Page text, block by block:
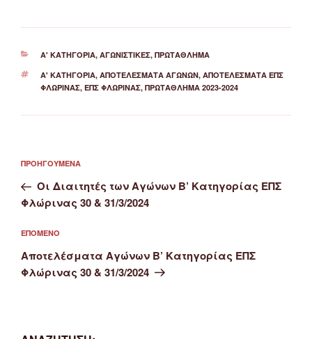
ΚΑΤΗΓΟΡΊΕΣ
Α' ΚΑΤΗΓΟΡΊΑ, ΑΓΩΝΙΣΤΙΚΈΣ, ΠΡΩΤΆΘΛΗΜΑ
ΕΤΙΚΈΤΕΣ
Α' ΚΑΤΗΓΟΡΙΑ, ΑΠΟΤΕΛΈΣΜΑΤΑ ΑΓΏΝΩΝ, ΑΠΟΤΕΛΈΣΜΑΤΑ ΕΠΣ
ΦΛΏΡΙΝΑΣ, ΕΠΣ ΦΛΏΡΙΝΑΣ, ΠΡΩΤΆΘΛΗΜΑ 2023-2024
άρθρων
Προηγούμενο
άρθρο
ΠΡΟΗΓΟΎΜΕΝΑ
Οι Διαιτητές των Αγώνων Β’ Κατηγορίας ΕΠΣ
Φλώρινας 30 & 31/3/2024
Επόμενο
άρθρο
ΕΠΌΜΕΝΟ
Αποτελέσματα Αγώνων Β’ Κατηγορίας ΕΠΣ
Φλώρινας 30 & 31/3/2024